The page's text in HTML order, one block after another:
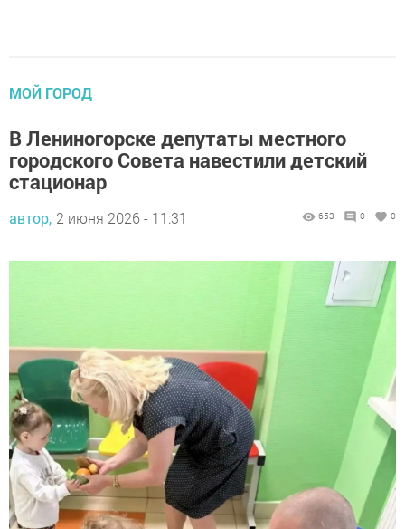
МОЙ ГОРОД
В Лениногорске депутаты местного
городского Совета навестили детский
стационар
автор, 2 июня 2026 - 11:31 653 0 0